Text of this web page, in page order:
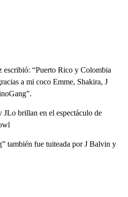
escribió: “Puerto Rico y Colombia
a mi coco Emme, Shakira, J
brillan en el espectáculo de
también fue tuiteada por J Balvin y